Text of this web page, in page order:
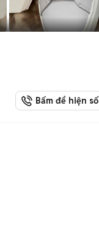
Bấm để hiện số